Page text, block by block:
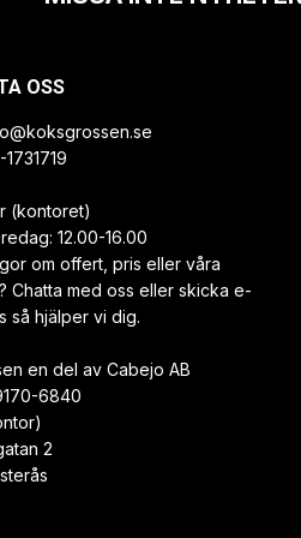
OSS
(kontoret)
12.00-16.00
om offert, pris eller våra
Chatta med oss eller skicka e-
så hjälper vi dig.
en del av Cabejo AB
6840
2